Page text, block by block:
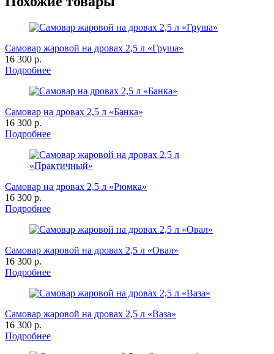
Самовар жаровой на дровах 2,5 л «Груша»
16 300 р.
Подробнее
Самовар на дровах 2,5 л «Банка»
16 300 р.
Подробнее
Самовар на дровах 2,5 л «Рюмка»
16 300 р.
Подробнее
Самовар жаровой на дровах 2,5 л «Овал»
16 300 р.
Подробнее
Самовар жаровой на дровах 2,5 л «Ваза»
16 300 р.
Подробнее